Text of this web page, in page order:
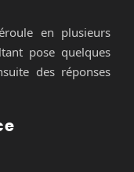
en plusieurs
pose quelques
des réponses